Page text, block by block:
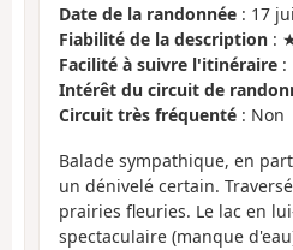
Date de la randonnée : 17
Fiabilité de la description :
Facilité à suivre l'itinéraire :
Intérêt du circuit de
Circuit très fréquenté : Non
Balade sympathique, en
un dénivelé certain.
prairies fleuries. Le lac en
spectaculaire (manque